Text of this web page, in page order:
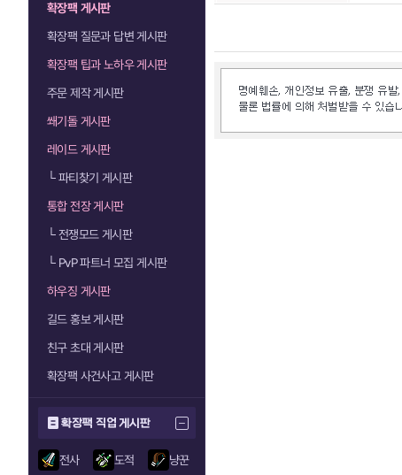
확장팩 게시판
확장팩 질문과 답변 게시판
확장팩 팁과 노하우 게시판
주문 제작 게시판
쐐기돌 게시판
레이드 게시판
└파티찾기 게시판
통합 전장 게시판
└전쟁모드 게시판
└PvP 파트너 모집 게시판
하우징 게시판
길드 홍보 게시판
친구 초대 게시판
확장팩 사건사고 게시판
확장팩 직업 게시판
전사 도적 냥꾼